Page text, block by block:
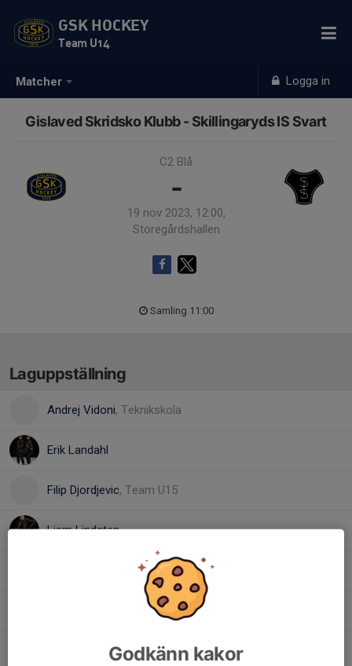
Matcher Logga in
GSK HOCKEY
Team U14
Gislaved Skridsko Klubb - Skillingaryds IS Svart
C2 Blå
-
19 nov 2023, 12:00,
Storegårdshallen
Samling 11:00
Laguppställning
Andrej Vidoni, Teknikskola
Erik Landahl
Filip Djordjevic, Team U15
Liam Lindsten
, Tjejhockey
Theo LindstenGodkänn kakor